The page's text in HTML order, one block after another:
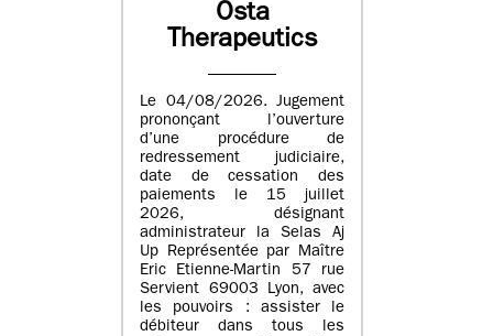
Osta
Therapeutics
Le 04/08/2026. Jugement
prononçant l’ouverture
d’une procédure de
redressement judiciaire,
date de cessation des
paiements le 15 juillet
2026, désignant
administrateur la Selas Aj
Up Représentée par Maître
Eric Etienne-Martin 57 rue
Servient 69003 Lyon, avec
les pouvoirs : assister le
débiteur dans tous les